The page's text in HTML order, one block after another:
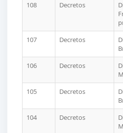
108
Decretos
107
Decretos
106
Decretos
105
Decretos
104
Decretos